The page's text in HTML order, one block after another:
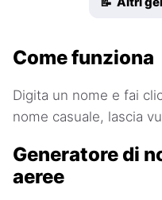
Come funziona
Digita un nome e fai
nome casuale, lascia
Generatore di
aeree